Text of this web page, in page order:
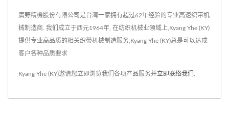
廣野精機股份有限公司是台湾一家拥有超过62年经验的专业高速织带机
械制造商. 我们成立于西元1964年, 在纺织机械业领域上,Kyang Yhe (KY)
提供专业高品质的相关织带机械制造服务,Kyang Yhe (KY)总是可以达成
客户各种品质要求
Kyang Yhe (KY)邀请您立即浏览我们各项产品服务并立即联络我们